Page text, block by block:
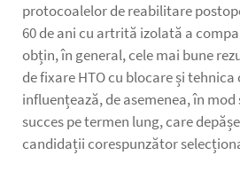
protocoalelor de reabilitare
60 de ani cu artrită izolată a
obțin, în general, cele mai bune
de fixare HTO cu blocare și
influențează, de asemenea, în
succes pe termen lung, care
candidații corespunzător